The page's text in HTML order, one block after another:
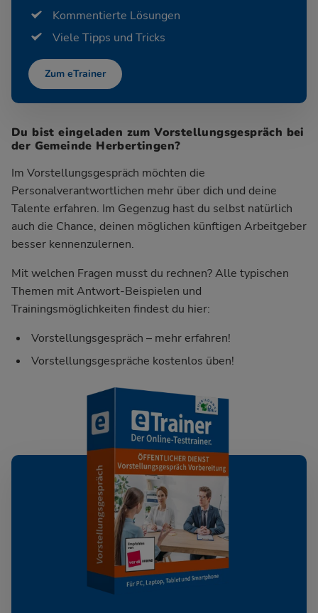
Kommentierte Lösungen
Viele Tipps und Tricks
Zum eTrainer
Du bist eingeladen zum Vorstellungsgespräch bei
der Gemeinde Herbertingen?
Im Vorstellungsgespräch möchten die
Personalverantwortlichen mehr über dich und deine
Talente erfahren. Im Gegenzug hast du selbst natürlich
auch die Chance, deinen möglichen künftigen Arbeitgeber
besser kennenzulernen.
Mit welchen Fragen musst du rechnen? Alle typischen
Themen mit Antwort-Beispielen und
Trainingsmöglichkeiten findest du hier:
Vorstellungsgespräch – mehr erfahren!
Vorstellungsgespräche kostenlos üben!